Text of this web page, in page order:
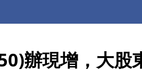
辦現增，大股